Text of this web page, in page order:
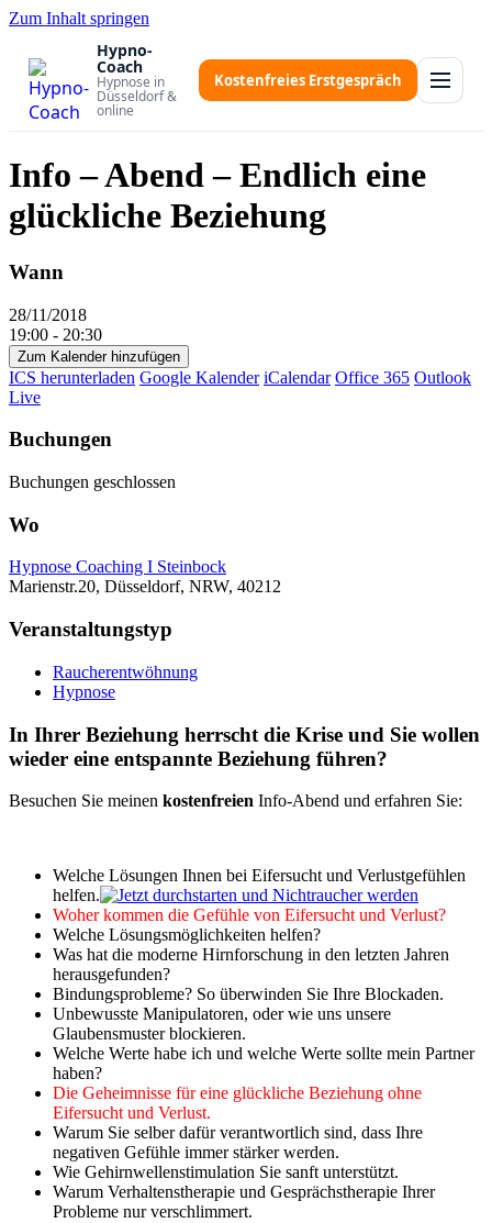
Zum Inhalt springen
Hypno-
Coach
Hypnose in
Düsseldorf &
online
Kostenfreies Erstgespräch
Info – Abend – Endlich eine
glückliche Beziehung
Wann
28/11/2018
19:00 - 20:30
Zum Kalender hinzufügen
ICS herunterladen Google Kalender iCalendar Office 365 Outlook
Live
Buchungen
Buchungen geschlossen
Wo
Hypnose Coaching I Steinbock
Marienstr.20, Düsseldorf, NRW, 40212
Veranstaltungstyp
Raucherentwöhnung
Hypnose
In Ihrer Beziehung herrscht die Krise und Sie wollen
wieder eine entspannte Beziehung führen?
Besuchen Sie meinen kostenfreien Info-Abend und erfahren Sie:
Welche Lösungen Ihnen bei Eifersucht und Verlustgefühlen
helfen.
Woher kommen die Gefühle von Eifersucht und Verlust?
Welche Lösungsmöglichkeiten helfen?
Was hat die moderne Hirnforschung in den letzten Jahren
herausgefunden?
Bindungsprobleme? So überwinden Sie Ihre Blockaden.
Unbewusste Manipulatoren, oder wie uns unsere
Glaubensmuster blockieren.
Welche Werte habe ich und welche Werte sollte mein Partner
haben?
Die Geheimnisse für eine glückliche Beziehung ohne
Eifersucht und Verlust.
Warum Sie selber dafür verantwortlich sind, dass Ihre
negativen Gefühle immer stärker werden.
Wie Gehirnwellenstimulation Sie sanft unterstützt.
Warum Verhaltenstherapie und Gesprächstherapie Ihrer
Probleme nur verschlimmert.